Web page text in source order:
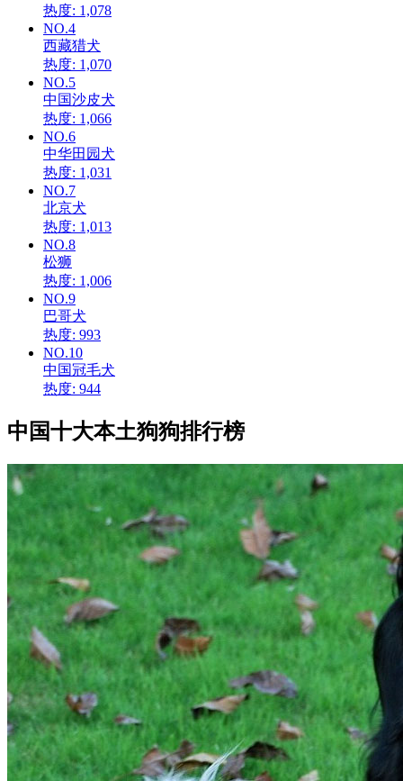
热度: 1,078
NO.4
西藏猎犬
热度: 1,070
NO.5
中国沙皮犬
热度: 1,066
NO.6
中华田园犬
热度: 1,031
NO.7
北京犬
热度: 1,013
NO.8
松狮
热度: 1,006
NO.9
巴哥犬
热度: 993
NO.10
中国冠毛犬
热度: 944
中国十大本土狗狗排行榜